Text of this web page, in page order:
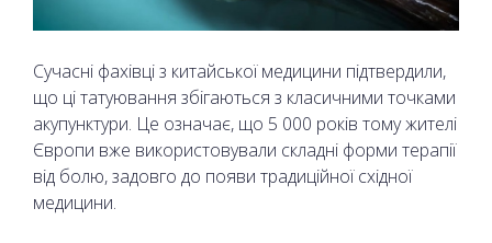
Сучасні фахівці з китайської медицини підтвердили,
що ці татуювання збігаються з класичними точками
акупунктури. Це означає, що 5 000 років тому жителі
Європи вже використовували складні форми терапії
від болю, задовго до появи традиційної східної
медицини.